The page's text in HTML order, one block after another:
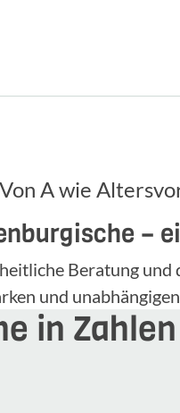
Von A wie
–
Beratung
und
in Zahlen